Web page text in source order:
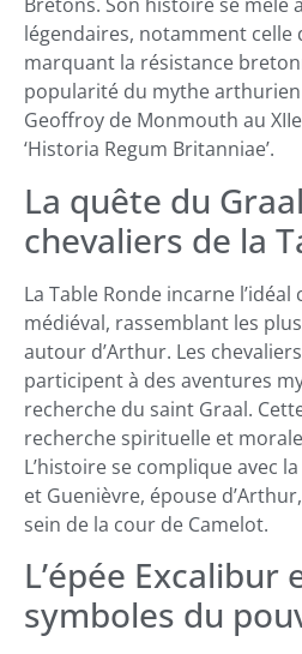
Bretons. Son histoire se mêle
légendaires, notamment celle
marquant la résistance
popularité du mythe
Geoffroy de Monmouth au
‘Historia Regum Britanniae’.
La quête du
chevaliers de la
La Table Ronde incarne
médiéval, rassemblant les
autour d’Arthur. Les
participent à des aventures
recherche du saint Graal.
recherche spirituelle et
L’histoire se complique avec
et Guenièvre, épouse
sein de la cour de Camelot.
L’épée Excalibur
symboles du